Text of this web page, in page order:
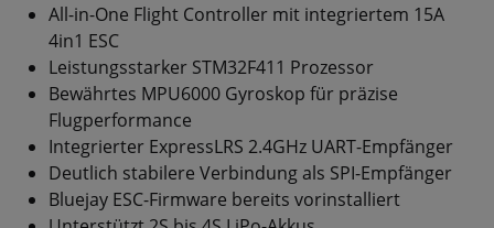
All-in-One Flight Controller mit integriertem 15A
4in1 ESC
Leistungsstarker STM32F411 Prozessor
Bewährtes MPU6000 Gyroskop für präzise
Flugperformance
Integrierter ExpressLRS 2.4GHz UART-Empfänger
Deutlich stabilere Verbindung als SPI-Empfänger
Bluejay ESC-Firmware bereits vorinstalliert